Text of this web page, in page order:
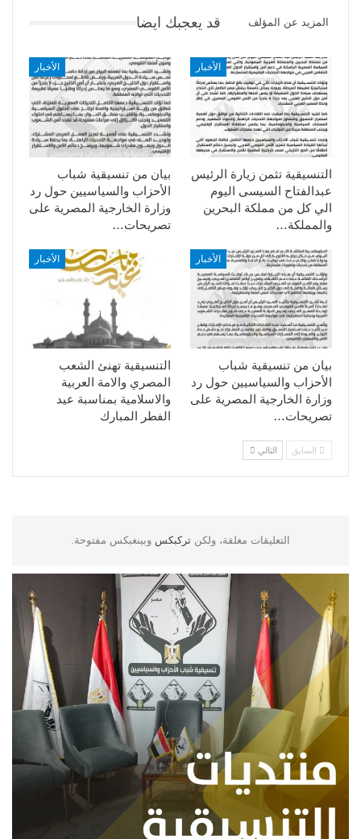
قد يعجبك ايضا المزيد عن المؤلف
الأخبار
بيان من تنسيقية شباب
الأحزاب والسياسيين حول رد
وزارة الخارجية المصرية على
تصريحات…
الأخبار
التنسيقية تثمن زيارة الرئيس
عبدالفتاح السيسى اليوم
الي كل من مملكة البحرين
والمملكة…
الأخبار
التنسيقية تهنئ الشعب
المصري والامة العربية
والاسلامية بمناسبة عيد
الفطر المبارك
الأخبار
بيان من تنسيقية شباب
الأحزاب والسياسيين حول رد
وزارة الخارجية المصرية على
تصريحات…
السابق التالي
التعليقات مغلقة، ولكن تركبكس وبينغبكس مفتوحة.